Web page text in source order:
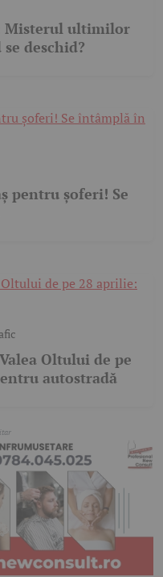
Misterul ultimilor
deschid?
pentru șoferi! Se
Oltului de pe
autostradă